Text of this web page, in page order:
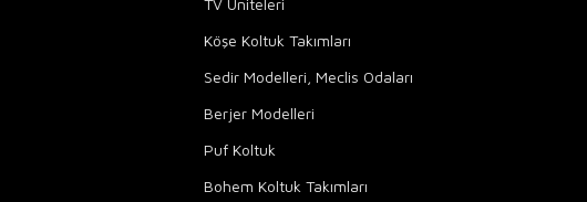
Köşe Koltuk Takımları
Sedir Modelleri, Meclis Odaları
Berjer Modelleri
Puf Koltuk
Bohem Koltuk Takımları